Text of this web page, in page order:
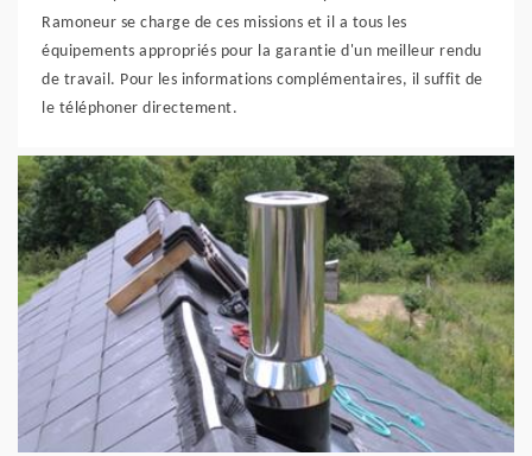
Ramoneur se charge de ces missions et il a tous les
équipements appropriés pour la garantie d'un meilleur rendu
de travail. Pour les informations complémentaires, il suffit de
le téléphoner directement.